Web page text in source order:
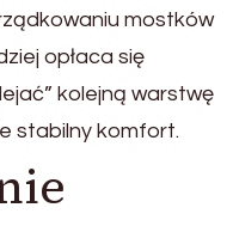
mostków
opłaca się
kolejną warstwę
stabilny komfort.